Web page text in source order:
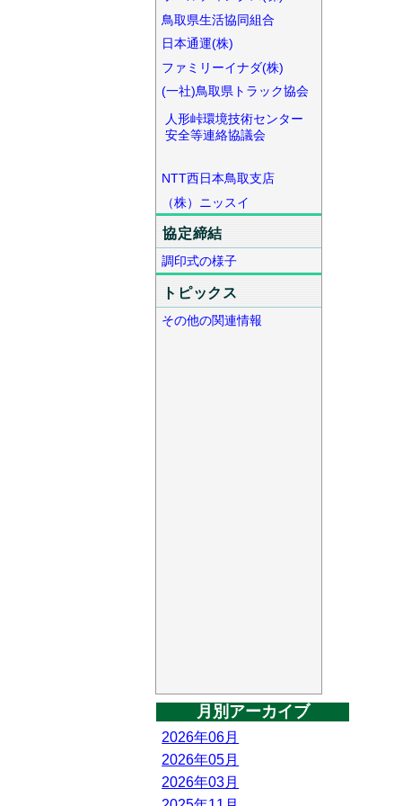
鳥取県生活協同組合
日本通運(株)
ファミリーイナダ(株)
(一社)鳥取県トラック協会
人形峠環境技術センター
安全等連絡協議会
NTT西日本鳥取支店
（株）ニッスイ
協定締結
調印式の様子
トピックス
その他の関連情報
月別アーカイブ
2026年06月
2026年05月
2026年03月